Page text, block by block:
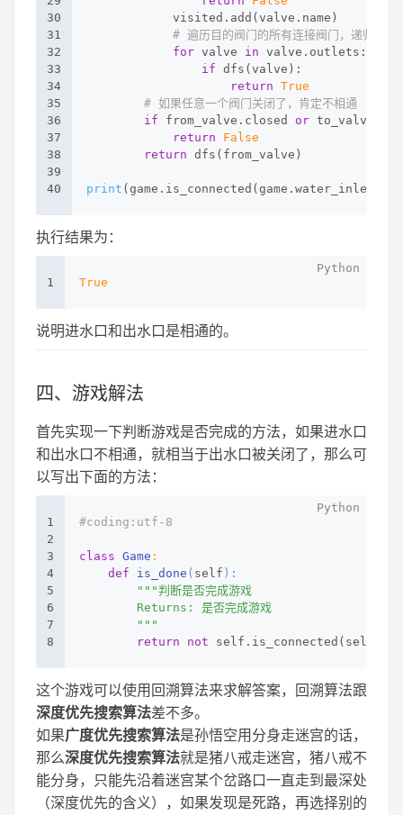
30
31
32
33
34
35
36
37
38
39
40
            visited.add(valve.name)
# 遍历目的阀门的所有连接阀门，递归判断
for valve in valve.outlets:
if dfs(valve):
return True
# 如果任意一个阀门关闭了，肯定不相通
if from_valve.closed or
return
False
return dfs(from_valve)
print (game.is_connected(game.water_inlet,
执行结果为：
1 True
说明进水口和出水口是相通的。
四、游戏解法
首先实现一下判断游戏是否完成的方法，如果进水口
和出水口不相通，就相当于出水口被关闭了，那么可
以写出下面的方法：
1
2
3
4
5
6
7
8
#coding:utf-8
class Game :
def
is_done ( self ):
"""判断是否完成游戏
        Returns: 是否完成游戏
        """
return
not
这个游戏可以使用回溯算法来求解答案，回溯算法跟
深度优先搜索算法差不多。
如果广度优先搜索算法是孙悟空用分身走迷宫的话，
那么深度优先搜索算法就是猪八戒走迷宫，猪八戒不
能分身，只能先沿着迷宫某个岔路口一直走到最深处
（深度优先的含义），如果发现是死路，再选择别的